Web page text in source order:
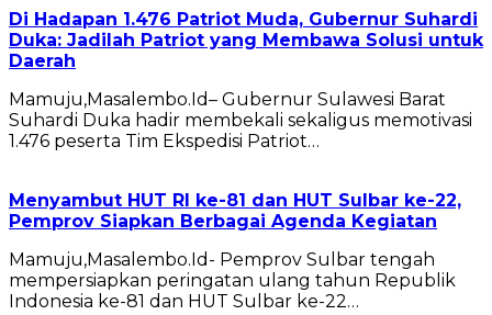
Di Hadapan 1.476 Patriot Muda, Gubernur Suhardi
Duka: Jadilah Patriot yang Membawa Solusi untuk
Daerah
Mamuju,Masalembo.Id– Gubernur Sulawesi Barat
Suhardi Duka hadir membekali sekaligus memotivasi
1.476 peserta Tim Ekspedisi Patriot…
Menyambut HUT RI ke-81 dan HUT Sulbar ke-22,
Pemprov Siapkan Berbagai Agenda Kegiatan
Mamuju,Masalembo.Id- Pemprov Sulbar tengah
mempersiapkan peringatan ulang tahun Republik
Indonesia ke-81 dan HUT Sulbar ke-22…